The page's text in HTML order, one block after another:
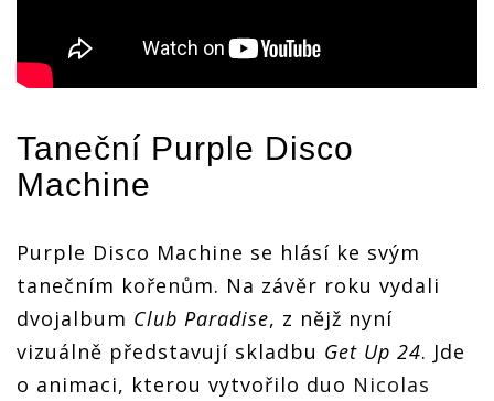
Taneční Purple Disco
Machine
Purple Disco Machine se hlásí ke svým
tanečním kořenům. Na závěr roku vydali
dvojalbum Club Paradise, z nějž nyní
vizuálně představují skladbu Get Up 24. Jde
o animaci, kterou vytvořilo duo Nicolas